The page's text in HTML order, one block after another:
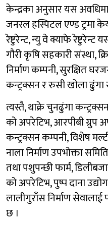
केन्द्रका अनुसार यस
जनरल हस्पिटल एण्ड ट्रमा
रेष्टुरेन्ट, न्यु वे क्याफे
गौरी कृषि सहकारी संस्था,
निर्माण कम्पनी, सुरक्षित
कन्ट्रक्सन र रुसी खोला ढुंगा
त्यस्तै, थाक्रे चुनढुंगा
को अपरेटिभ, आरपीबी
कन्ट्रक्सन कम्पनी, विशेष
नाला निर्माण उपभोक्ता
तथा पशुपन्छी फार्म,
को अपरेटिभ, पुष्प दाना
लालीगुराँस निर्माण
छ ।